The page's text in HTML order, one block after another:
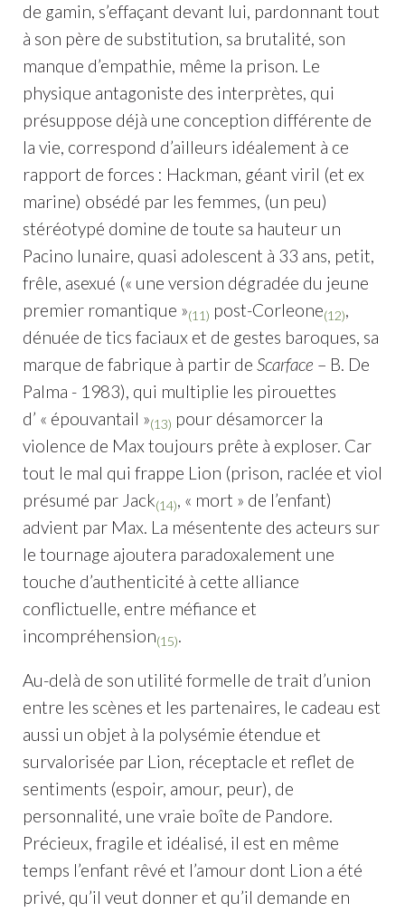
de gamin, s’effaçant devant lui, pardonnant tout
à son père de substitution, sa brutalité, son
manque d’empathie, même la prison. Le
physique antagoniste des interprètes, qui
présuppose déjà une conception différente de
la vie, correspond d’ailleurs idéalement à ce
rapport de forces : Hackman, géant viril (et ex
marine) obsédé par les femmes, (un peu)
stéréotypé domine de toute sa hauteur un
Pacino lunaire, quasi adolescent à 33 ans, petit,
frêle, asexué (« une version dégradée du jeune
premier romantique »(11) post-Corleone(12),
dénuée de tics faciaux et de gestes baroques, sa
marque de fabrique à partir de Scarface – B. De
Palma - 1983), qui multiplie les pirouettes
d’ « épouvantail »(13) pour désamorcer la
violence de Max toujours prête à exploser. Car
tout le mal qui frappe Lion (prison, raclée et viol
présumé par Jack(14), « mort » de l’enfant)
advient par Max. La mésentente des acteurs sur
le tournage ajoutera paradoxalement une
touche d’authenticité à cette alliance
conflictuelle, entre méfiance et
incompréhension(15).
Au-delà de son utilité formelle de trait d’union
entre les scènes et les partenaires, le cadeau est
aussi un objet à la polysémie étendue et
survalorisée par Lion, réceptacle et reflet de
sentiments (espoir, amour, peur), de
personnalité, une vraie boîte de Pandore.
Précieux, fragile et idéalisé, il est en même
temps l’enfant rêvé et l’amour dont Lion a été
privé, qu’il veut donner et qu’il demande en